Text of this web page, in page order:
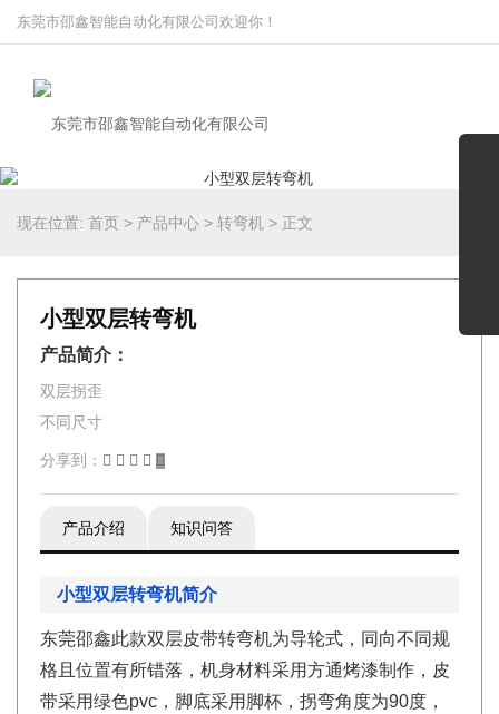
东莞市邵鑫智能自动化有限公司欢迎你！
现在位置: 首页 > 产品中心 > 转弯机 > 正文
小型双层转弯机
产品简介：
双层拐歪
不同尺寸
分享到：
产品介绍 知识问答
小型双层转弯机简介
东莞邵鑫此款双层皮带转弯机为导轮式，同向不同规
格且位置有所错落，机身材料采用方通烤漆制作，皮
带采用绿色pvc，脚底采用脚杯，拐弯角度为90度，